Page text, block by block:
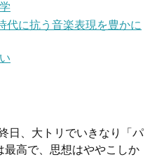
代に抗う音楽表現を豊かに
日、大トリでいきなり「パ
最高で、思想はややこしか